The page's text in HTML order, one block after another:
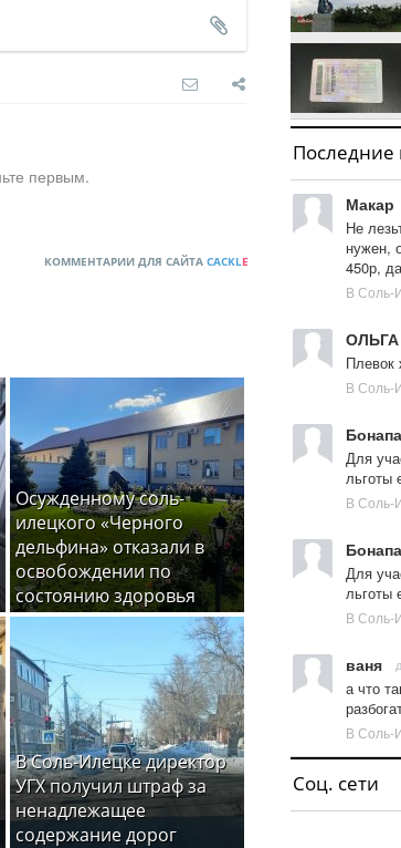
первым.
КОММЕНТАРИИ ДЛЯ САЙТА CACKLE
Осужденному соль-
илецкого «Черного
дельфина» отказали в
освобождении по
состоянию здоровья
В Соль-Илецке директор
УГХ получил штраф за
ненадлежащее
содержание дорог
Макар
Не
нужен,
450р,
ОЛЬГА
Плевок
Для
льготы
Для
льготы
ваня
а что
Соц. сети